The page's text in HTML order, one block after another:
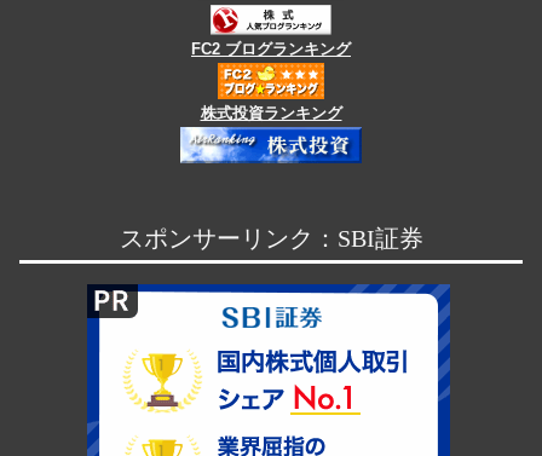
FC2 ブログランキング
株式投資ランキング
スポンサーリンク：SBI証券